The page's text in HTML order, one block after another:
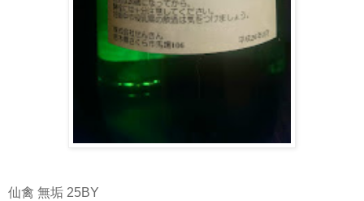
仙禽 無垢 25BY